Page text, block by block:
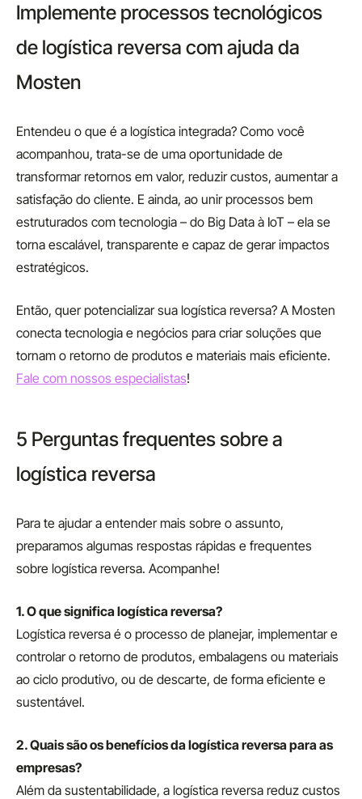
Implemente processos tecnológicos
de logística reversa com ajuda da
Mosten
Entendeu o que é a logística integrada? Como você
acompanhou, trata-se de uma oportunidade de
transformar retornos em valor, reduzir custos, aumentar a
satisfação do cliente. E ainda, ao unir processos bem
estruturados com tecnologia – do Big Data à IoT – ela se
torna escalável, transparente e capaz de gerar impactos
estratégicos.
Então, quer potencializar sua logística reversa? A Mosten
conecta tecnologia e negócios para criar soluções que
tornam o retorno de produtos e materiais mais eficiente.
Fale com nossos especialistas!
5 Perguntas frequentes sobre a
logística reversa
Para te ajudar a entender mais sobre o assunto,
preparamos algumas respostas rápidas e frequentes
sobre logística reversa. Acompanhe!
1. O que significa logística reversa?
Logística reversa é o processo de planejar, implementar e
controlar o retorno de produtos, embalagens ou materiais
ao ciclo produtivo, ou de descarte, de forma eficiente e
sustentável.
2. Quais são os benefícios da logística reversa para as
empresas?
Além da sustentabilidade, a logística reversa reduz custos